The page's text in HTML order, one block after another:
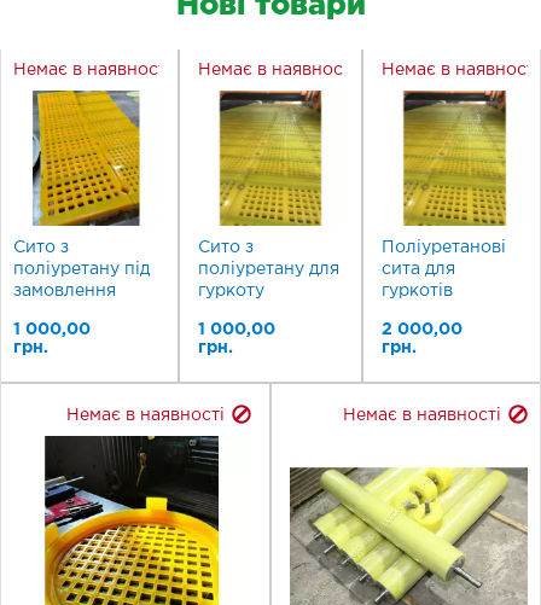
Нові товари
Немає в наявності
Сито з
поліуретану під
замовлення
1 000,00
грн.
Немає в наявності
Сито з
поліуретану для
гуркоту
1 000,00
грн.
Немає в
Поліуретанові
сита для
гуркотів
2 000,00
грн.
Немає в наявності Немає в наявності